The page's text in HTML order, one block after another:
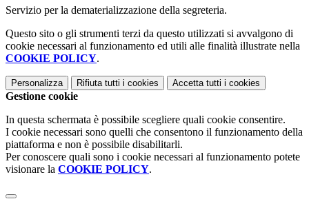
Servizio per la dematerializzazione della segreteria.
Questo sito o gli strumenti terzi da questo utilizzati si avvalgono di
cookie necessari al funzionamento ed utili alle finalità illustrate nella
COOKIE POLICY.
Personalizza Rifiuta tutti i cookies Accetta tutti i cookies
Gestione cookie
In questa schermata è possibile scegliere quali cookie consentire.
I cookie necessari sono quelli che consentono il funzionamento della
piattaforma e non è possibile disabilitarli.
Per conoscere quali sono i cookie necessari al funzionamento potete
visionare la COOKIE POLICY.